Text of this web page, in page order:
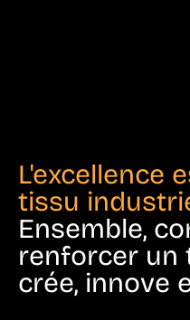
L'excellence
tissu
Ensemble,
renforcer un
crée, innove